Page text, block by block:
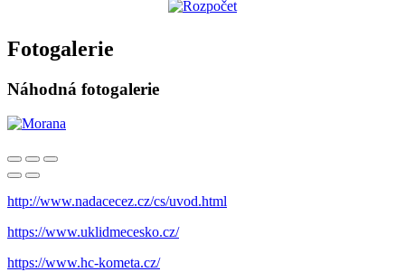
Fotogalerie
Náhodná fotogalerie
http://www.nadacecez.cz/cs/uvod.html
https://www.uklidmecesko.cz/
https://www.hc-kometa.cz/